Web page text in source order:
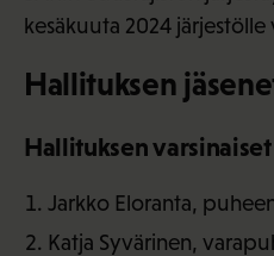
kesäkuuta 2024
Hallituksen
Hallituksen
Jarkko Eloranta,
Katja Syvärinen,